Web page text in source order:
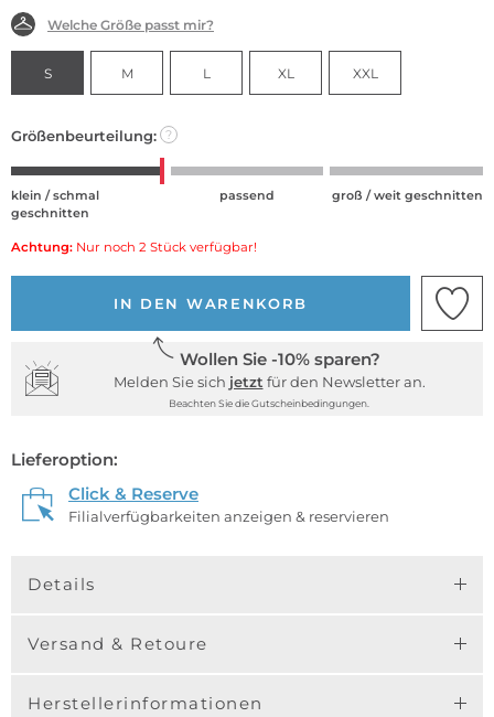
Welche Größe passt mir?
S M L XL XXL
Größenbeurteilung: ?
klein / schmal
geschnitten
passend groß / weit geschnitten
Achtung: Nur noch 2 Stück verfügbar!
IN DEN WARENKORB
Wollen Sie -10% sparen?
Melden Sie sich jetzt für den Newsletter an.
Beachten Sie die Gutscheinbedingungen.
Lieferoption:
Click & Reserve
Filialverfügbarkeiten anzeigen & reservieren
Details
Versand & Retoure
Herstellerinformationen